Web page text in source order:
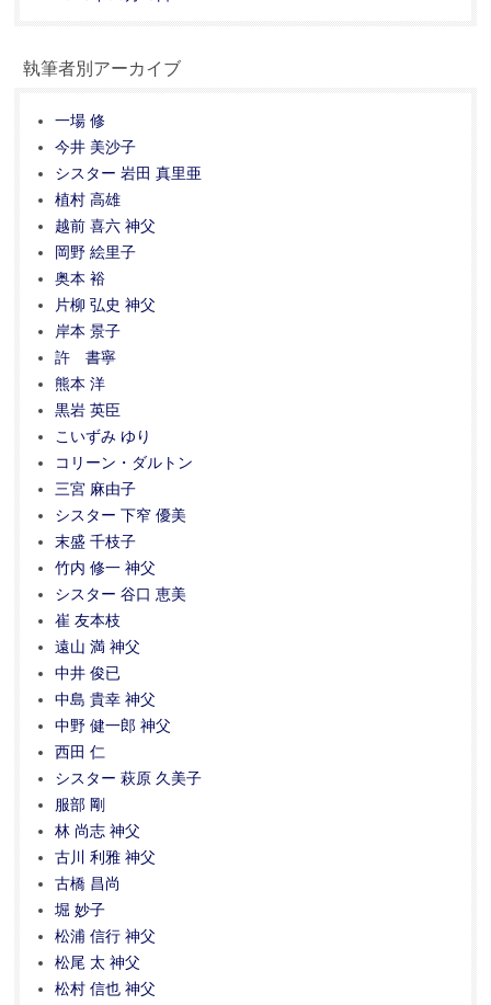
執筆者別アーカイブ
一場 修
今井 美沙子
シスター 岩田 真里亜
植村 高雄
越前 喜六 神父
岡野 絵里子
奥本 裕
片柳 弘史 神父
岸本 景子
許 書寧
熊本 洋
黒岩 英臣
こいずみ ゆり
コリーン・ダルトン
三宮 麻由子
シスター 下窄 優美
末盛 千枝子
竹内 修一 神父
シスター 谷口 恵美
崔 友本枝
遠山 満 神父
中井 俊已
中島 貴幸 神父
中野 健一郎 神父
西田 仁
シスター 萩原 久美子
服部 剛
林 尚志 神父
古川 利雅 神父
古橋 昌尚
堀 妙子
松浦 信行 神父
松尾 太 神父
松村 信也 神父